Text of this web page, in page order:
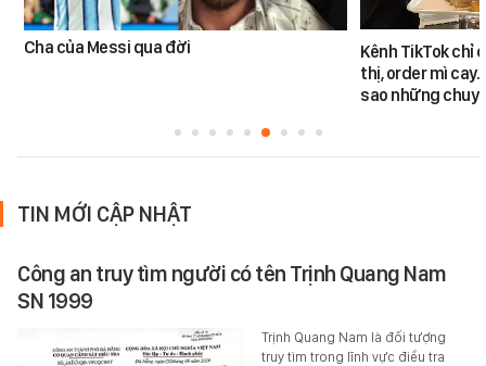
Cha của Messi qua đời
Kênh TikTok chỉ
thị, order mì
sao những
TIN MỚI CẬP NHẬT
Công an truy tìm người có tên Trịnh Quang Nam
SN 1999
Trịnh Quang Nam là đối tượng
truy tìm trong lĩnh vực điều tra